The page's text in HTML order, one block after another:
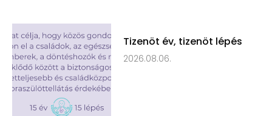
Tizenöt év, tizenöt lépés
2026.08.06.